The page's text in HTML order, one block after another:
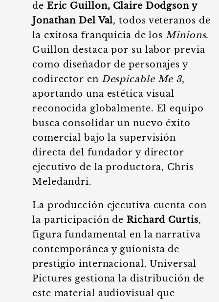
de Eric Guillon, Claire Dodgson y
Jonathan Del Val, todos veteranos de
la exitosa franquicia de los Minions.
Guillon destaca por su labor previa
como diseñador de personajes y
codirector en Despicable Me 3,
aportando una estética visual
reconocida globalmente. El equipo
busca consolidar un nuevo éxito
comercial bajo la supervisión
directa del fundador y director
ejecutivo de la productora, Chris
Meledandri.
La producción ejecutiva cuenta con
la participación de Richard Curtis,
figura fundamental en la narrativa
contemporánea y guionista de
prestigio internacional. Universal
Pictures gestiona la distribución de
este material audiovisual que